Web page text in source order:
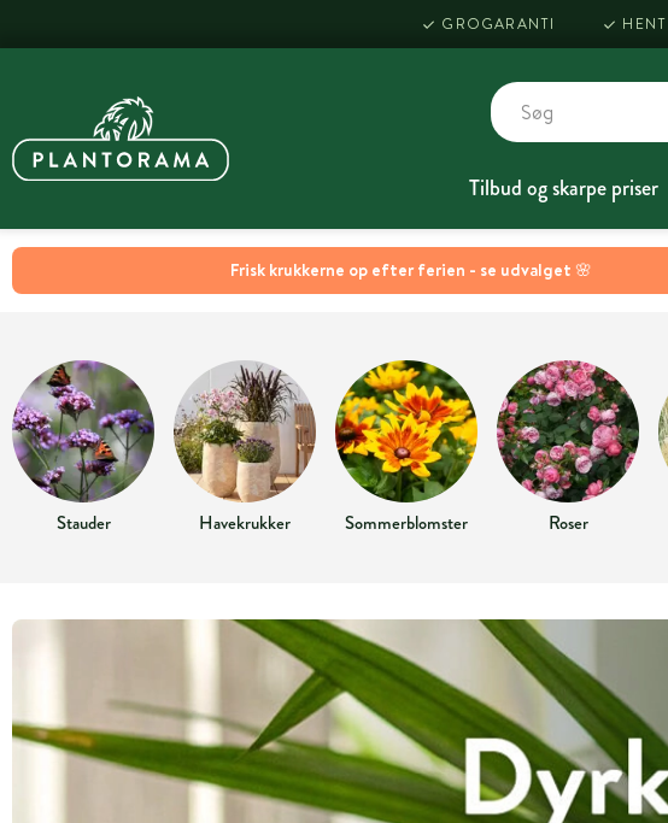
GROGARANTI
Tilbud og skarpe priser
Frisk krukkerne op efter ferien - se udvalget 🌸
Stauder Havekrukker Sommerblomster Roser